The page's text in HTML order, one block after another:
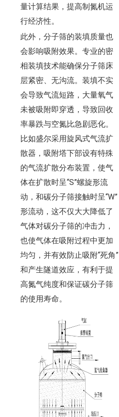
量计算结果，提高制氮机运
行经济性。
此外，分子筛的装填质量也
会影响吸附效果。专业的密
相装填技术能确保分子筛床
层紧密、无沟流。装填不实
会导致气流短路，大量氧气
未被吸附即穿透，导致回收
率暴跌与空氮比急剧恶化。
比如盛尔采用旋风式气流扩
散器，吸附塔下部设有特殊
的气流扩散分布装置，使气
体在扩散时呈“S”螺旋形流
动，和碳分子筛接触时呈“W”
形流动，这不仅大大降低了
气体对碳分子筛的冲击力，
也使气体在吸附过程中更加
均匀，并有效防止吸附“死角”
和产生隧道效应，有利于提
高氮气纯度和保证碳分子筛
的使用寿命。